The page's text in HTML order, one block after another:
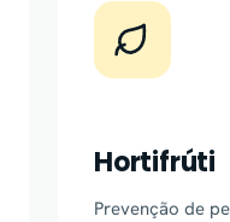
Hortifrúti
Prevenção de